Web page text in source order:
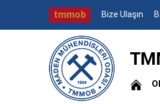
tmmob Bize Ulaşın